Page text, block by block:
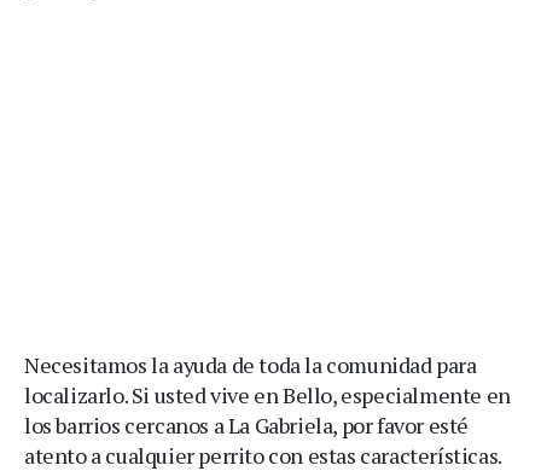
Necesitamos la ayuda de toda la comunidad para
localizarlo. Si usted vive en Bello, especialmente en
los barrios cercanos a La Gabriela, por favor esté
atento a cualquier perrito con estas características.